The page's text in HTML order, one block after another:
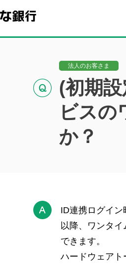
法人のお客さま
(初期
ビスの
か？
ID連携ログイ
以降、ワンタ
できます。
ハードウェアト